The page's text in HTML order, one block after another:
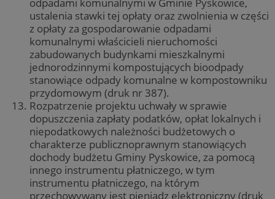
odpadami komunalnymi w Gminie Pyskowice,
ustalenia stawki tej opłaty oraz zwolnienia w części
z opłaty za gospodarowanie odpadami
komunalnymi właścicieli nieruchomości
zabudowanych budynkami mieszkalnymi
jednorodzinnymi kompostujących bioodpady
stanowiące odpady komunalne w kompostowniku
przydomowym (druk nr 387).
Rozpatrzenie projektu uchwały w sprawie
dopuszczenia zapłaty podatków, opłat lokalnych i
niepodatkowych należności budżetowych o
charakterze publicznoprawnym stanowiących
dochody budżetu Gminy Pyskowice, za pomocą
innego instrumentu płatniczego, w tym
instrumentu płatniczego, na którym
przechowywany jest pieniądz elektroniczny (druk